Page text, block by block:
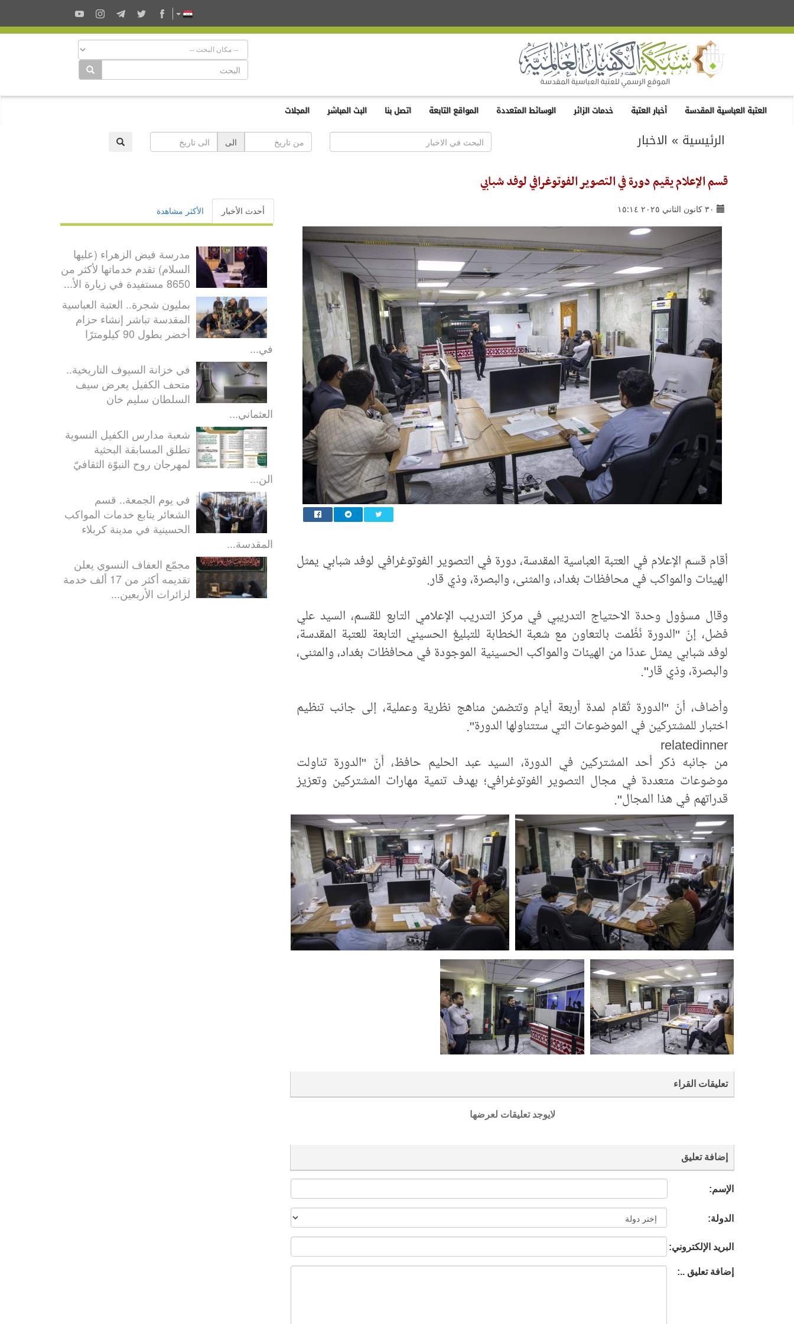
العتبة العباسية المقدسة أخبار العتبة خدمات الزائر الوسائط المتعددة المواقع التابعة اتصل بنا البث المباشر المجلات
الرئيسية » الاخبار الى
قسم الإعلام يقيم دورة في التصوير الفوتوغرافي لوفد شبابي
٣٠ كانون الثاني ٢٠٢٥ ١٥:١٤
أقام قسم الإعلام في العتبة العباسية المقدسة، دورة في التصوير الفوتوغرافي لوفد شبابي يمثل
الهيئات والمواكب في محافظات بغداد، والمثنى، والبصرة، وذي قار.
وقال مسؤول وحدة الاحتياج التدريبي في مركز التدريب الإعلامي التابع للقسم، السيد علي
فضل، إنّ "الدورة نُظّمت بالتعاون مع شعبة الخطابة للتبليغ الحسيني التابعة للعتبة المقدسة،
لوفد شبابي يمثل عددًا من الهيئات والمواكب الحسينية الموجودة في محافظات بغداد، والمثنى،
والبصرة، وذي قار".
وأضاف، أنّ "الدورة تُقام لمدة أربعة أيام وتتضمن مناهج نظرية وعملية، إلى جانب تنظيم
اختبار للمشتركين في الموضوعات التي ستتناولها الدورة".
relatedinner
من جانبه ذكر أحد المشتركين في الدورة، السيد عبد الحليم حافظ، أنّ "الدورة تناولت
موضوعات متعددة في مجال التصوير الفوتوغرافي؛ بهدف تنمية مهارات المشتركين وتعزيز
قدراتهم في هذا المجال".
تعليقات القراء
لايوجد تعليقات لعرضها
إضافة تعليق
الإسم:
الدولة:
البريد الإلكتروني:
إضافة تعليق ..:
أحدث الأخبار الأكثر مشاهدة
مدرسة فيض الزهراء (عليها
السلام) تقدم خدماتها لأكثر من
8650 مستفيدة في زيارة الأ...
بمليون شجرة.. العتبة العباسية
المقدسة تباشر إنشاء حزام
أخضر بطول 90 كيلومترًا
في...
في خزانة السيوف التاريخية..
متحف الكفيل يعرض سيف
السلطان سليم خان
العثماني...
شعبة مدارس الكفيل النسوية
تطلق المسابقة البحثية
لمهرجان روح النبوّة الثقافيّ
الن...
في يوم الجمعة.. قسم
الشعائر يتابع خدمات المواكب
الحسينية في مدينة كربلاء
المقدسة...
مجمّع العفاف النسوي يعلن
تقديمه أكثر من 17 ألف خدمة
لزائرات الأربعين...